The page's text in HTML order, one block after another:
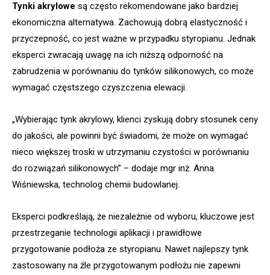
Tynki akrylowe są często rekomendowane jako bardziej
ekonomiczna alternatywa. Zachowują dobrą elastyczność i
przyczepność, co jest ważne w przypadku styropianu. Jednak
eksperci zwracają uwagę na ich niższą odporność na
zabrudzenia w porównaniu do tynków silikonowych, co może
wymagać częstszego czyszczenia elewacji.
„Wybierając tynk akrylowy, klienci zyskują dobry stosunek ceny
do jakości, ale powinni być świadomi, że może on wymagać
nieco większej troski w utrzymaniu czystości w porównaniu
do rozwiązań silikonowych” – dodaje mgr inż. Anna
Wiśniewska, technolog chemii budowlanej.
Eksperci podkreślają, że niezależnie od wyboru, kluczowe jest
przestrzeganie technologii aplikacji i prawidłowe
przygotowanie podłoża ze styropianu. Nawet najlepszy tynk
zastosowany na źle przygotowanym podłożu nie zapewni